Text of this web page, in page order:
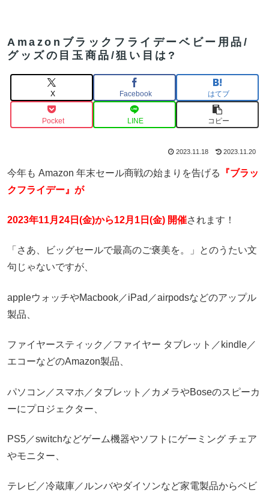
Amazonブラックフライデーベビー用品/
グッズの目玉商品/狙い目は?
X Facebook はてブ
Pocket LINE コピー
2023.11.18 2023.11.20
今年も Amazon 年末セール商戦の始まりを告げる
『ブラッ
クフライデー』が
2023年11月24日(金)から12月1日(金) 開催されます！
「さあ、ビッグセールで最高のご褒美を。」とのうたい文
句じゃないですが、
appleウォッチやMacbook／iPad／airpodsなどのアップル
製品、
ファイヤースティック／ファイヤー タブレット／kindle／
エコーなどのAmazon製品、
パソコン／スマホ／タブレット／カメラやBoseのスピーカ
ーにプロジェクター、
PS5／switchなどゲーム機器やソフトにゲーミング チェア
やモニター、
テレビ／冷蔵庫／ルンバやダイソンなど家電製品からベビ